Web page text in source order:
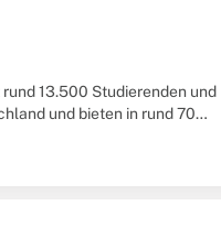
13.500 Studierenden und
und bieten in rund 70